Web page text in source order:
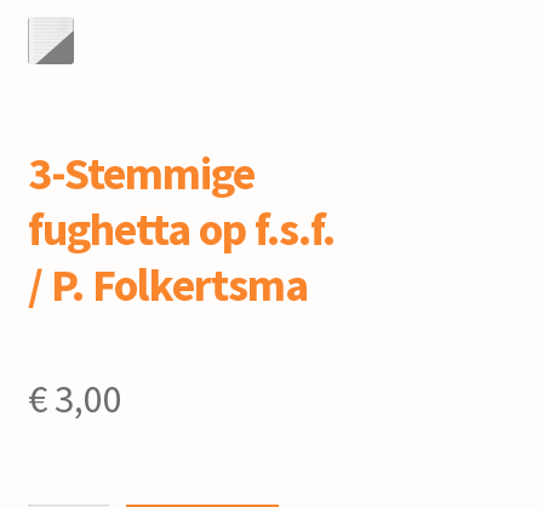
3-Stemmige
fughetta op f.s.f.
/ P. Folkertsma
€3,00